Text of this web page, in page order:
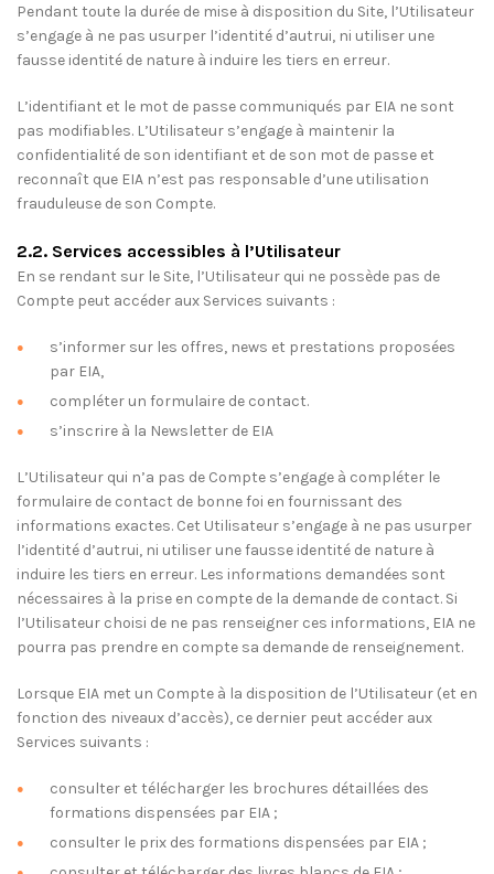
Pendant toute la durée de mise à disposition du Site, l’Utilisateur
s’engage à ne pas usurper l’identité d’autrui, ni utiliser une
fausse identité de nature à induire les tiers en erreur.
L’identifiant et le mot de passe communiqués par EIA ne sont
pas modifiables. L’Utilisateur s’engage à maintenir la
confidentialité de son identifiant et de son mot de passe et
reconnaît que EIA n’est pas responsable d’une utilisation
frauduleuse de son Compte.
2.2. Services accessibles à l’Utilisateur
En se rendant sur le Site, l’Utilisateur qui ne possède pas de
Compte peut accéder aux Services suivants :
s’informer sur les offres, news et prestations proposées
par EIA,
compléter un formulaire de contact.
s’inscrire à la Newsletter de EIA
L’Utilisateur qui n’a pas de Compte s’engage à compléter le
formulaire de contact de bonne foi en fournissant des
informations exactes. Cet Utilisateur s’engage à ne pas usurper
l’identité d’autrui, ni utiliser une fausse identité de nature à
induire les tiers en erreur. Les informations demandées sont
nécessaires à la prise en compte de la demande de contact. Si
l’Utilisateur choisi de ne pas renseigner ces informations, EIA ne
pourra pas prendre en compte sa demande de renseignement.
Lorsque EIA met un Compte à la disposition de l’Utilisateur (et en
fonction des niveaux d’accès), ce dernier peut accéder aux
Services suivants :
consulter et télécharger les brochures détaillées des
formations dispensées par EIA ;
consulter le prix des formations dispensées par EIA ;